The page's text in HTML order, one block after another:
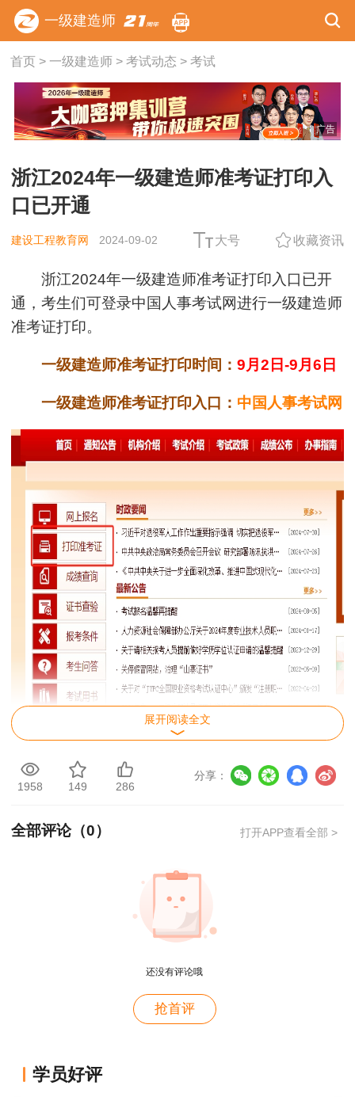
一级建造师
首页> 一级建造师> 考试动态 > 考试
广告
浙江2024年一级建造师准考证打印入
口已开通
建设工程教育网 2024-09-02 大号 收藏资讯
浙江2024年一级建造师准考证打印入口已开
通，考生们可登录中国人事考试网进行一级建造师
准考证打印。
一级建造师准考证打印时间： 9月2日-9月6日
一级建造师准考证打印入口： 中国人事考试网
展开阅读全文
1958 149 286
分享：
全部评论（0） 打开APP查看全部 >
还没有评论哦
抢首评
学员好评
老师讲的深入浅出，风趣幽默。编的记忆口诀也很助
于记忆。